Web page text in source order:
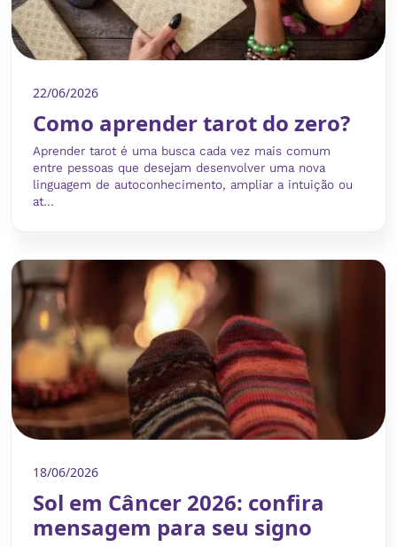
22/06/2026
Como aprender tarot do zero?
Aprender tarot é uma busca cada vez mais comum
entre pessoas que desejam desenvolver uma nova
linguagem de autoconhecimento, ampliar a intuição ou
at...
18/06/2026
Sol em Câncer 2026: confira
mensagem para seu signo